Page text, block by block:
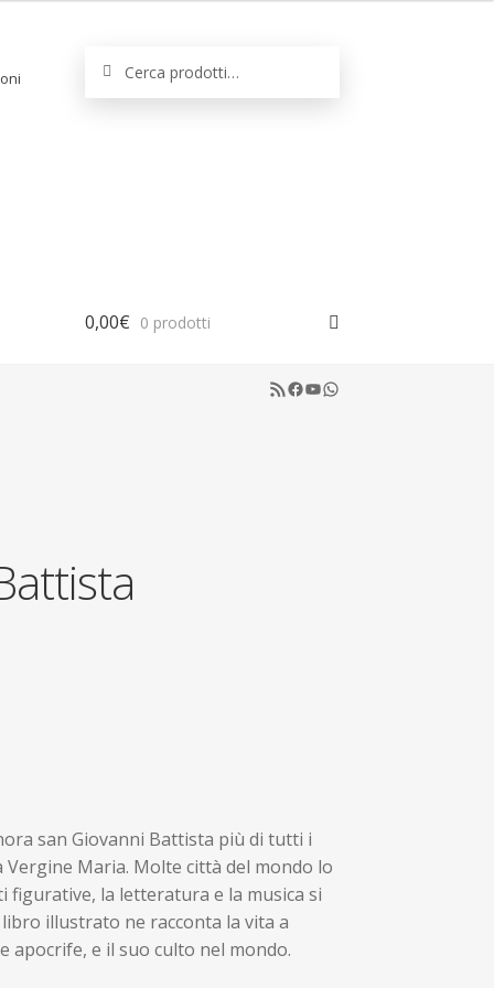
0,00€ 0 prodotti
RSS Feed
Facebook
YouTube
WhatsApp
san Giovanni Battista più di tutti i
Maria. Molte città del mondo lo
figurative, la letteratura e la musica si
illustrato ne racconta la vita a
apocrife, e il suo culto nel mondo.